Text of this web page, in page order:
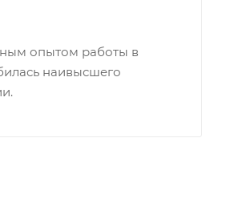
опытом работы в
наивысшего